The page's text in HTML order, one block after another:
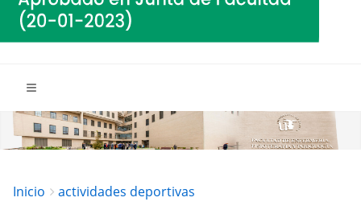
Breadcrumbs
You
Inicio actividades deportivas